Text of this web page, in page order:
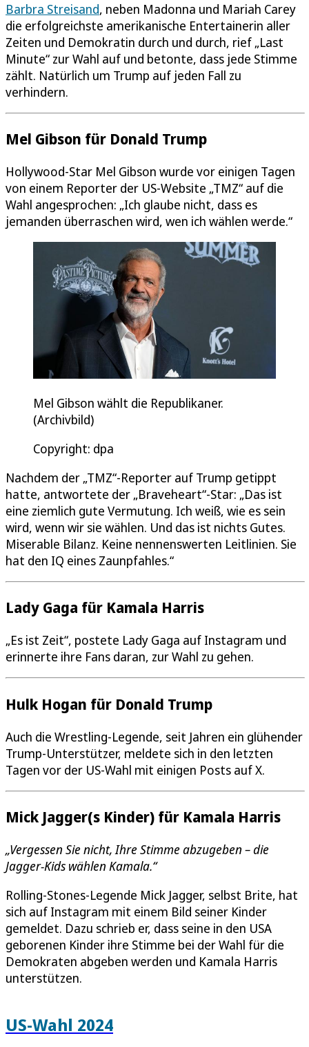
Barbra Streisand, neben Madonna und Mariah Carey
die erfolgreichste amerikanische Entertainerin aller
Zeiten und Demokratin durch und durch, rief „Last
Minute“ zur Wahl auf und betonte, dass jede Stimme
zählt. Natürlich um Trump auf jeden Fall zu
verhindern.
Mel Gibson für Donald Trump
Hollywood-Star Mel Gibson wurde vor einigen Tagen
von einem Reporter der US-Website „TMZ“ auf die
Wahl angesprochen: „Ich glaube nicht, dass es
jemanden überraschen wird, wen ich wählen werde.“
Mel Gibson wählt die Republikaner.
(Archivbild)
Copyright: dpa
Nachdem der „TMZ“-Reporter auf Trump getippt
hatte, antwortete der „Braveheart“-Star: „Das ist
eine ziemlich gute Vermutung. Ich weiß, wie es sein
wird, wenn wir sie wählen. Und das ist nichts Gutes.
Miserable Bilanz. Keine nennenswerten Leitlinien. Sie
hat den IQ eines Zaunpfahles.“
Lady Gaga für Kamala Harris
„Es ist Zeit“, postete Lady Gaga auf Instagram und
erinnerte ihre Fans daran, zur Wahl zu gehen.
Hulk Hogan für Donald Trump
Auch die Wrestling-Legende, seit Jahren ein glühender
Trump-Unterstützer, meldete sich in den letzten
Tagen vor der US-Wahl mit einigen Posts auf X.
Mick Jagger(s Kinder) für Kamala Harris
„Vergessen Sie nicht, Ihre Stimme abzugeben – die
Jagger-Kids wählen Kamala.“
Rolling-Stones-Legende Mick Jagger, selbst Brite, hat
sich auf Instagram mit einem Bild seiner Kinder
gemeldet. Dazu schrieb er, dass seine in den USA
geborenen Kinder ihre Stimme bei der Wahl für die
Demokraten abgeben werden und Kamala Harris
unterstützen.
US-Wahl 2024